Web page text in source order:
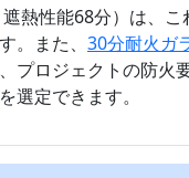
熱性能68分）は、こ
。また、 30分耐火ガ
プロジェクトの防火
選定できます。